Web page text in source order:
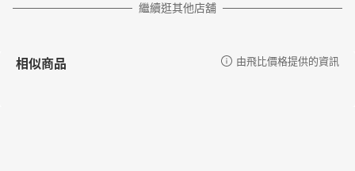
繼續逛其他店舖
相似商品 由飛比價格提供的資訊